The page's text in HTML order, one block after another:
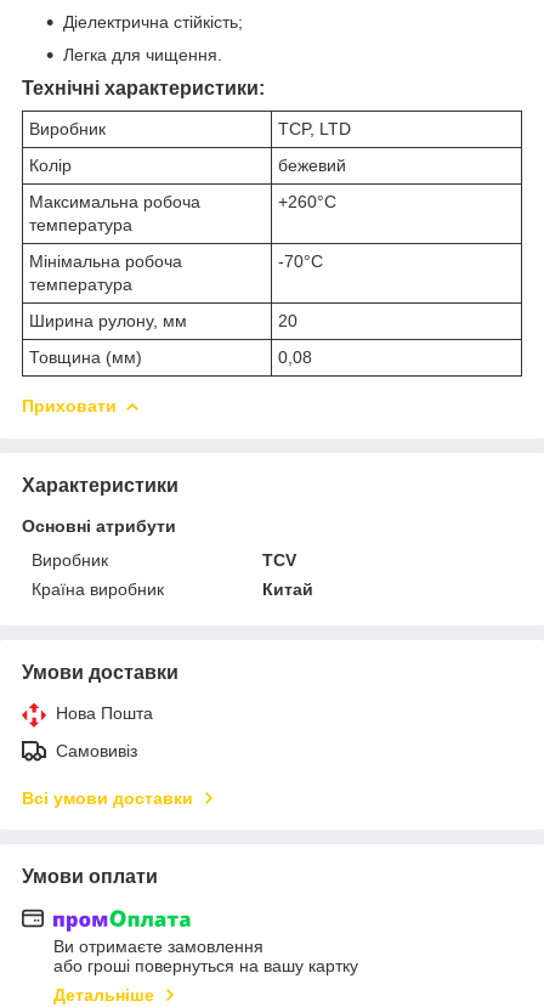
Діелектрична стійкість;
Легка для чищення.
Технічні характеристики:
Виробник
TCP, LTD
Колір
бежевий
Максимальна робоча
температура
+260°С
Мінімальна робоча
температура
-70°С
Ширина рулону, мм
20
Товщина (мм)
0,08
Приховати
Характеристики
Основні атрибути
Виробник
TCV
Країна виробник
Китай
Умови доставки
Нова Пошта
Самовивіз
Всі умови доставки
Умови оплати
Ви отримаєте замовлення
або гроші повернуться на вашу картку
Детальніше